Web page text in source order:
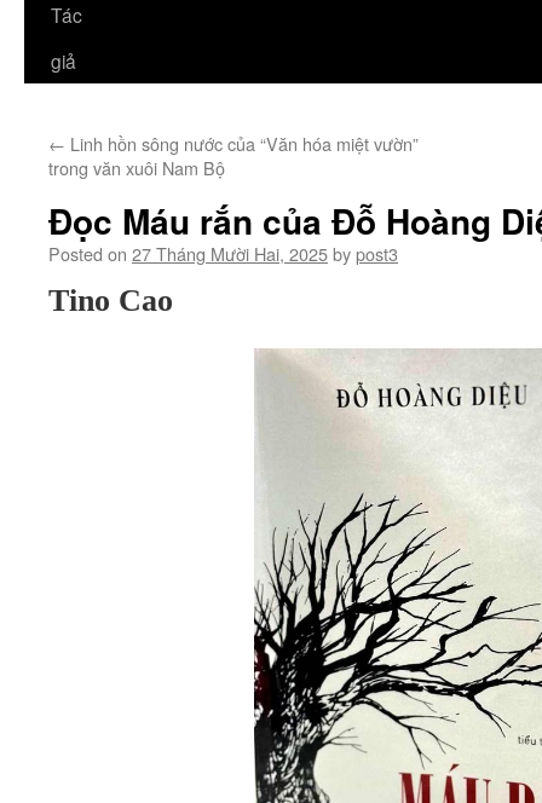
Tác
giả
← Linh hồn sông nước của “Văn hóa miệt vườn”
trong văn xuôi Nam Bộ
Đọc Máu rắn của Đỗ Hoàng
Posted on 27 Tháng Mười Hai, 2025bypost3
Tino Cao